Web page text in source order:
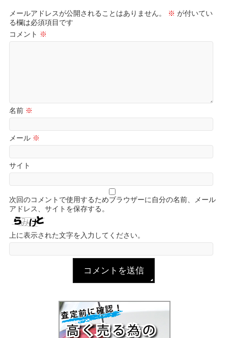
メールアドレスが公開されることはありません。 ※ が付いてい
る欄は必須項目です
コメント ※
名前 ※
メール ※
サイト
次回のコメントで使用するためブラウザーに自分の名前、メール
アドレス、サイトを保存する。
上に表示された文字を入力してください。